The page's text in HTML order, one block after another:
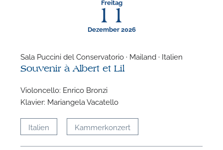
Freitag
11
Dezember 2026
Sala Puccini del Conservatorio · Mailand · Italien
Souvenir à Albert et Lil
Violoncello: Enrico Bronzi
Klavier: Mariangela Vacatello
Italien Kammerkonzert